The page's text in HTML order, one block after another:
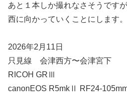
あと１本しか撮れなさそうですが
西に向かっていくことにします。
2026年2月11日
只見線 会津西方〜会津宮下
RICOH GRⅢ
canonEOS R5mkⅡ RF24-